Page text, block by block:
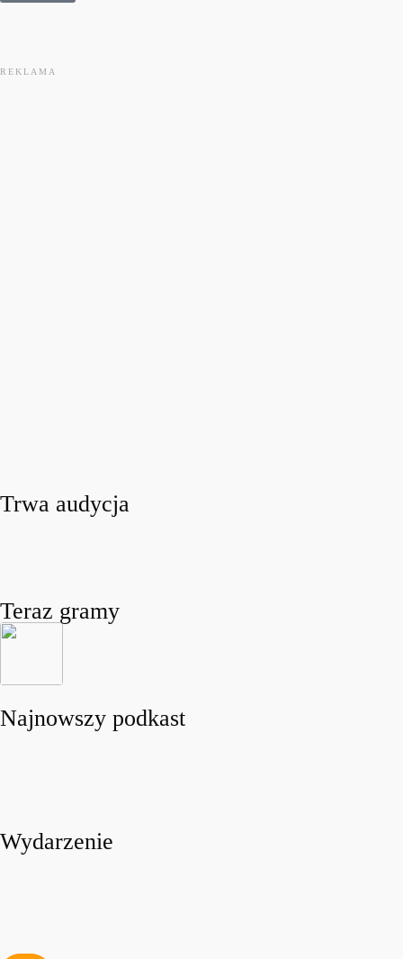
Trwa audycja
Teraz gramy
Najnowszy podkast
Wydarzenie